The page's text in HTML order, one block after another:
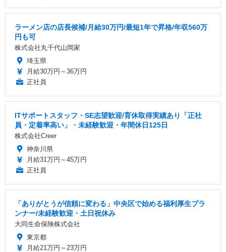
ラーメン店の店長候補/月給30万円/最短1年で昇格/年収560万
円も可
株式会社丸千代山岡家
埼玉県
月給30万円～36万円
正社員
ITサポートスタッフ・SE志望歓迎/育休取得実績あり「正社
員・定着率高い」・未経験歓迎・年間休日125日
株式会社Creer
神奈川県
月給31万円～45万円
正社員
「ありがとうが信頼に変わる」中央区で始める福利厚生プラ
ンナー/未経験歓迎・土日祝休み
大同生命保険株式会社
東京都
月給21万円～23万円